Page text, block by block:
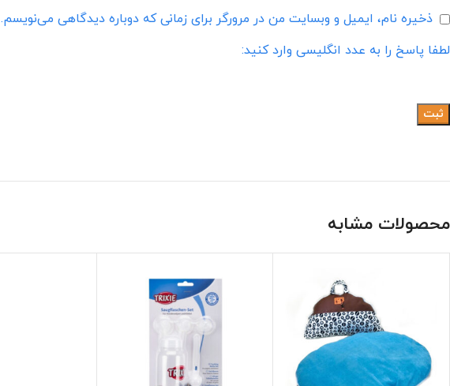
ذخیره نام، ایمیل و وبسایت من در مرورگر برای زمانی که دوباره دیدگاهی می‌نویسم.
لطفا پاسخ را به عدد انگلیسی وارد کنید:
محصولات مشابه